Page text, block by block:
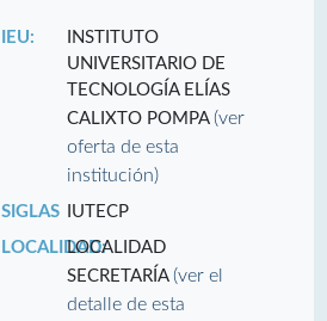
IEU:
INSTITUTO
UNIVERSITARIO DE
TECNOLOGÍA ELÍAS
CALIXTO POMPA(ver
oferta de esta
institución)
SIGLAS
IUTECP
LOCALIDAD:LOCALIDAD
SECRETARÍA(ver el
detalle de esta